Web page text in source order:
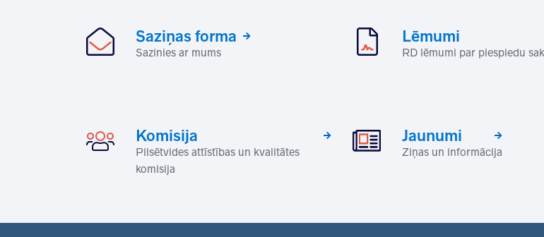
Saziņas forma
Sazinies ar mums
Lēmumi
RD lēmumi par piespiedu
Komisija
Pilsētvides attīstības un kvalitātes
komisija
Jaunumi
Ziņas un informācija